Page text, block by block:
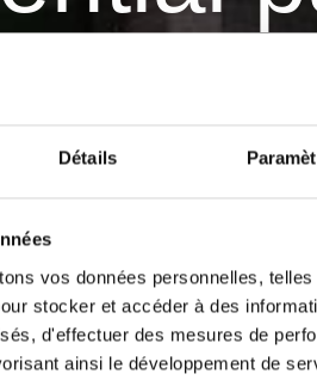
Détails
vos données personnelles,
stocker et accéder à des
d'effectuer des mesures de
ainsi le développement de
is paramount, especially when it
to help you sort everything,
paper bins and learn